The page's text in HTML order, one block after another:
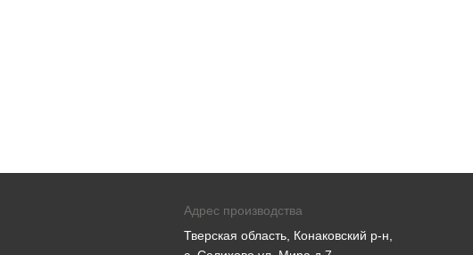
Адрес производства
Тверская область, Конаковский р-н,